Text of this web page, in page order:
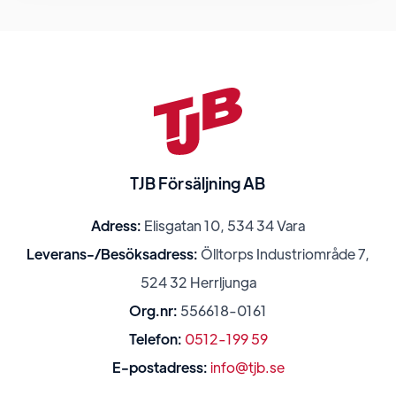
TJB Försäljning AB
Adress: Elisgatan 10, 534 34 Vara
Leverans-/Besöksadress: Ölltorps Industriområde 7,
524 32 Herrljunga
Org.nr: 556618-0161
Telefon: 0512-199 59
E-postadress: info@tjb.se